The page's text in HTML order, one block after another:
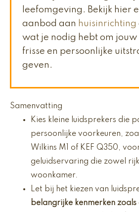
leefomgeving. Bekijk hier
aanbod aan huisinrichting
wat je nodig hebt om jouw
frisse en persoonlijke
geven.
Samenvatting
Kies kleine luidsprekers die
persoonlijke voorkeuren,
Wilkins M1 of KEF Q350,
geluidservaring die zowel
woonkamer.
Let bij het kiezen van
belangrijke kenmerken